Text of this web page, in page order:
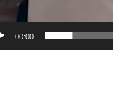
00:00